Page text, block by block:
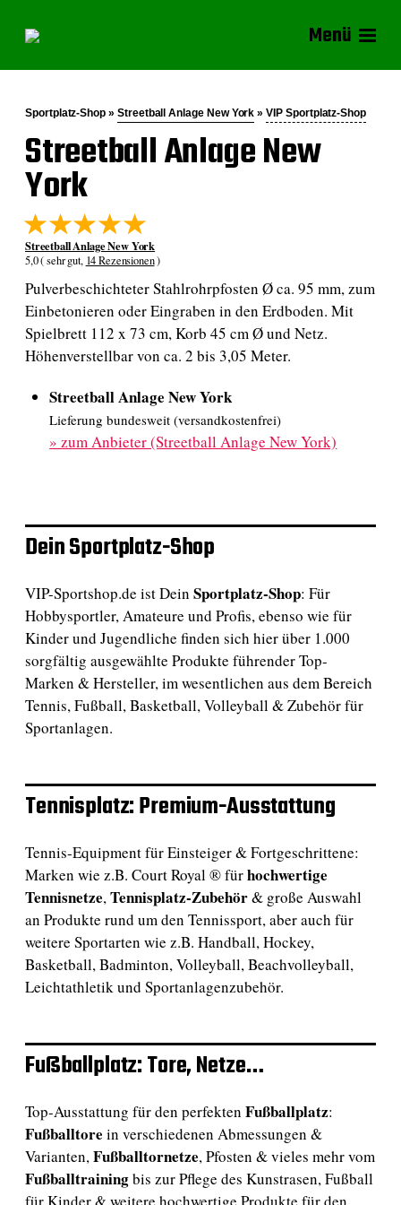
Menü
Sportplatz-Shop » Streetball Anlage New York »VIP Sportplatz-Shop
Streetball Anlage New
York
Streetball Anlage New York
5,0 ( sehr gut, 14 Rezensionen)
Pulverbeschichteter Stahlrohrpfosten Ø ca. 95 mm, zum
Einbetonieren oder Eingraben in den Erdboden. Mit
Spielbrett 112 x 73 cm, Korb 45 cm Ø und Netz.
Höhenverstellbar von ca. 2 bis 3,05 Meter.
Streetball Anlage New York
Lieferung bundesweit (versandkostenfrei)
»zum Anbieter (Streetball Anlage New York)
Dein Sportplatz-Shop
VIP-Sportshop.de ist Dein Sportplatz-Shop: Für
Hobbysportler, Amateure und Profis, ebenso wie für
Kinder und Jugendliche finden sich hier über 1.000
sorgfältig ausgewählte Produkte führender Top-
Marken & Hersteller, im wesentlichen aus dem Bereich
Tennis, Fußball, Basketball, Volleyball & Zubehör für
Sportanlagen.
Tennisplatz: Premium-Ausstattung
Tennis-Equipment für Einsteiger & Fortgeschrittene:
Marken wie z.B. Court Royal ® fürhochwertige
Tennisnetze,Tennisplatz-Zubehör& große Auswahl
an Produkte rund um den Tennissport, aber auch für
weitere Sportarten wie z.B. Handball, Hockey,
Basketball, Badminton, Volleyball, Beachvolleyball,
Leichtathletik und Sportanlagenzubehör.
Fußballplatz: Tore, Netze…
Top-Ausstattung für den perfekten Fußballplatz:
Fußballtore in verschiedenen Abmessungen &
Varianten,Fußballtornetze, Pfosten & vieles mehr vom
Fußballtrainingbis zur Pflege des Kunstrasen, Fußball
für Kinder & weitere hochwertige Produkte für den